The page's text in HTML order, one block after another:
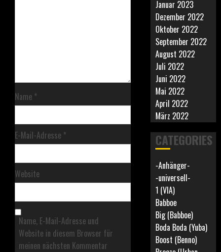
Name *
E-Mail-Adresse *
Website
Name, E-Mail-Adresse und
Website in diesem Browser für
meinen nächsten Kommentar
Januar 2023
Dezember 2022
Oktober 2022
September 2022
August 2022
Juli 2022
Juni 2022
Mai 2022
April 2022
März 2022
CATEGORIES
-Anhänger-
-universell-
1 (VIA)
Babboe
Big (Babboe)
Boda Boda (Yuba)
Boost (Benno)